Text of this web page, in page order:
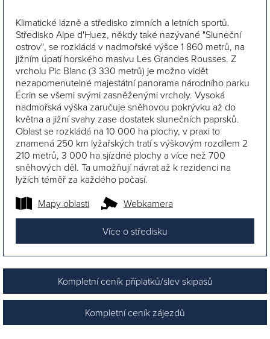
Klimatické lázně a středisko zimních a letních sportů.
Středisko Alpe d'Huez, někdy také nazývané "Sluneční
ostrov", se rozkládá v nadmořské výšce 1 860 metrů, na
jižním úpatí horského masivu Les Grandes Rousses. Z
vrcholu Pic Blanc (3 330 metrů) je možno vidět
nezapomenutelné majestátní panorama národního parku
Écrin se všemi svými zasněženými vrcholy. Vysoká
nadmořská výška zaručuje sněhovou pokrývku až do
května a jižní svahy zase dostatek slunečních paprsků.
Oblast se rozkládá na 10 000 ha plochy, v praxi to
znamená 250 km lyžařských tratí s výškovým rozdílem 2
210 metrů, 3 000 ha sjízdné plochy a více než 700
sněhových děl. Ta umožňují návrat až k rezidenci na
lyžích téměř za každého počasí.
Mapy oblasti
Webkamera
Více o středisku
Kompletní ceník příplatků/slev skipasů
Kompletní ceník zájezdů